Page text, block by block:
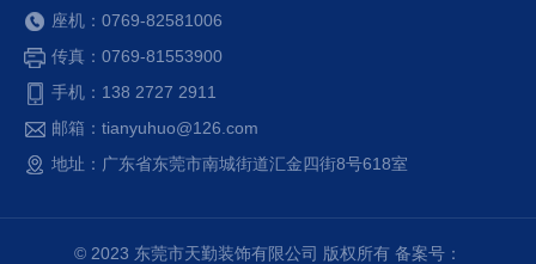
座机：0769-82581006
传真：0769-81553900
手机：138 2727 2911
邮箱：tianyuhuo@126.com
地址：广东省东莞市南城街道汇金四街8号618室
© 2023 东莞市天勤装饰有限公司 版权所有 备案号：